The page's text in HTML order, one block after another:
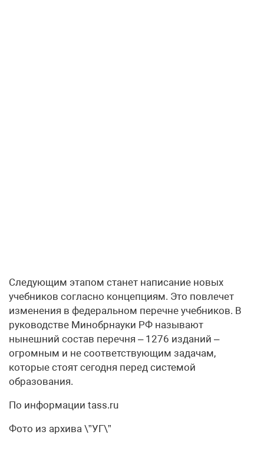
Следующим этапом станет написание новых
учебников согласно концепциям. Это повлечет
изменения в федеральном перечне учебников. В
руководстве Минобрнауки РФ называют
нынешний состав перечня – 1276 изданий –
огромным и не соответствующим задачам,
которые стоят сегодня перед системой
образования.
По информации tass.ru
Фото из архива \”УГ\”